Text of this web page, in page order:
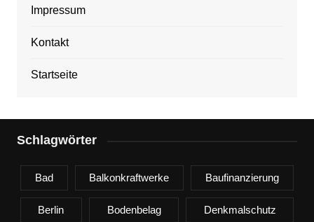
Impressum
Kontakt
Startseite
Schlagwörter
Bad Balkonkraftwerke Baufinanzierung
Berlin Bodenbelag Denkmalschutz